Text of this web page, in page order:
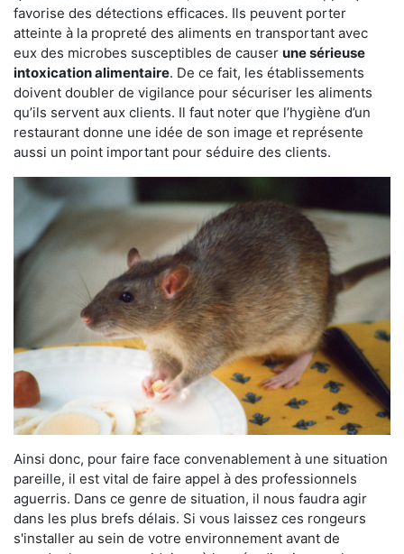
favorise des détections efficaces. Ils peuvent porter
atteinte à la propreté des aliments en transportant avec
eux des microbes susceptibles de causer une sérieuse
intoxication alimentaire. De ce fait, les établissements
doivent doubler de vigilance pour sécuriser les aliments
qu’ils servent aux clients. Il faut noter que l’hygiène d’un
restaurant donne une idée de son image et représente
aussi un point important pour séduire des clients.
Ainsi donc, pour faire face convenablement à une situation
pareille, il est vital de faire appel à des professionnels
aguerris. Dans ce genre de situation, il nous faudra agir
dans les plus brefs délais. Si vous laissez ces rongeurs
s'installer au sein de votre environnement avant de